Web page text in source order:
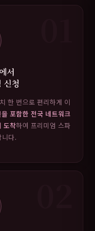
서
신청
한 번으로 편리하게 이
을 포함한 전국 네트워크
도착하여 프리미엄 스파
다.